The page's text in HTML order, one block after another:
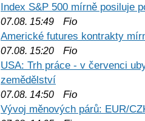
Index S&P 500 mírně posiluje
07.08. 15:49 Fio
Americké futures kontrakty
07.08. 15:20 Fio
USA: Trh práce - v červenci
zemědělství
07.08. 14:50 Fio
Vývoj měnových párů: EUR/